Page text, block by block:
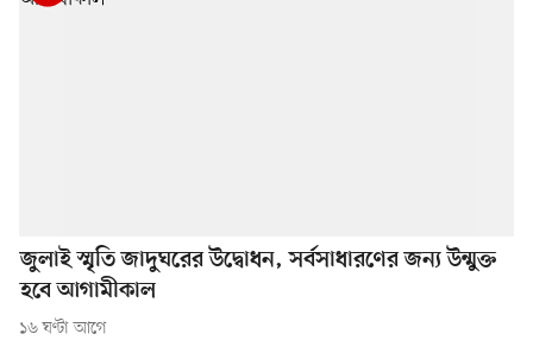
জুলাই স্মৃতি জাদুঘরের উদ্বোধন, সর্বসাধারণের জন্য উন্মুক্ত
হবে আগামীকাল
১৬ ঘণ্টা আগে